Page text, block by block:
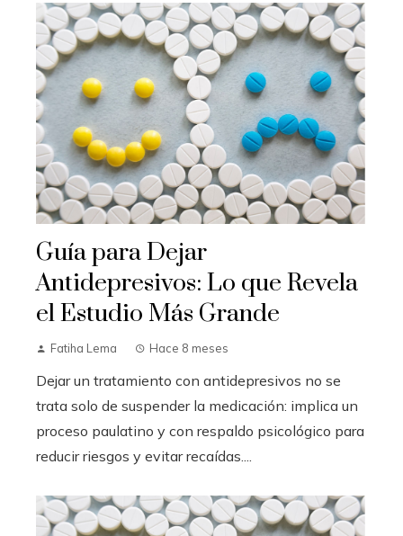
Guía para Dejar
Antidepresivos: Lo que Revela
el Estudio Más Grande
Fatiha Lema Hace 8 meses
Dejar un tratamiento con antidepresivos no se
trata solo de suspender la medicación: implica un
proceso paulatino y con respaldo psicológico para
reducir riesgos y evitar recaídas....